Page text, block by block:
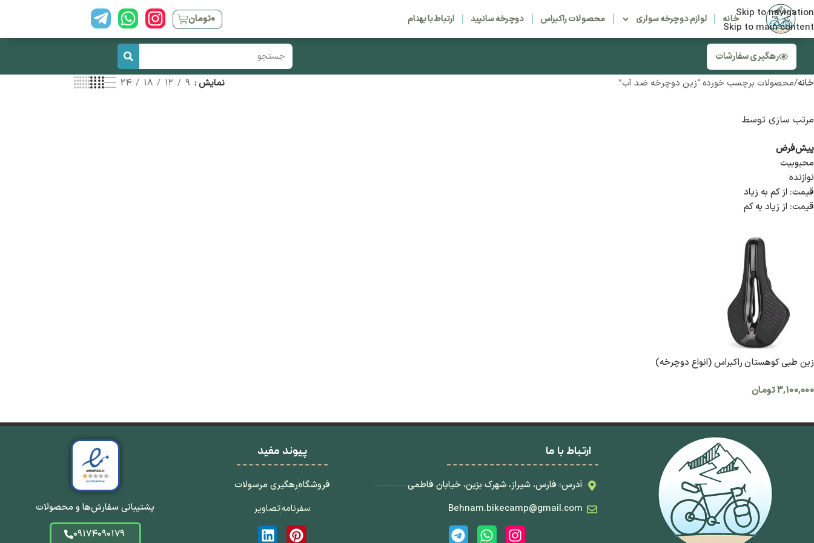
Skip to navigation
Skip to main content
خانه لوازم دوچرخه سواری محصولات راکبراس دوچرخه سانپید ارتباط با بهنام ۰تومان
رهگیری سفارشات
خانه محصولات برچسب خورده “زین دوچرخه ضد آب” نمایش 9
12
18
24
مرتب سازی توسط
پیش‌فرض
محبوبیت
نوازنده
قیمت: از کم به زیاد
قیمت: از زیاد به کم
زین طبی کوهستان راکبراس (انواع دوچرخه)
۳,۱۰۰,۰۰۰تومان
ارتباط با ما
آدرس: فارس، شیراز، شهرک بزین، خیابان فاطمی
Behnam.bikecamp@gmail.com
پیوند مفید
فروشگاهرهگیری مرسولات
سفرنامهتصاویر
پشتیبانی سفارش‌ها و محصولات
09174090179